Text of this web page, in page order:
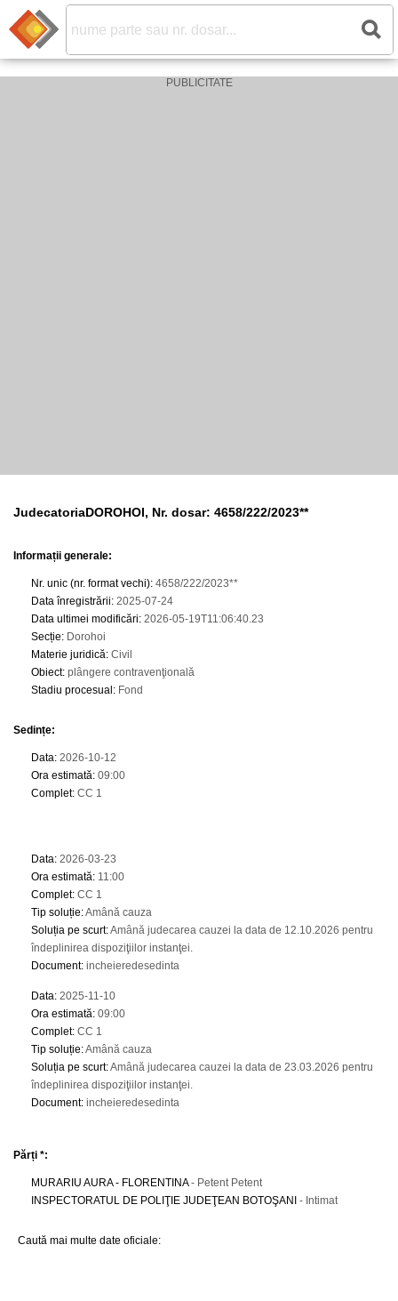
JudecatoriaDOROHOI, Nr. dosar: 4658/222/2023**
Informații generale:
Nr. unic (nr. format vechi): 4658/222/2023**
Data înregistrării: 2025-07-24
Data ultimei modificări: 2026-05-19T11:06:40.23
Secție: Dorohoi
Materie juridică: Civil
Obiect: plângere contravenţională
Stadiu procesual : Fond
Sedințe:
Data: 2026-10-12
Ora estimată: 09:00
Complet: CC 1
Data: 2026-03-23
Ora estimată: 11:00
Complet: CC 1
Tip soluție:Amână cauza
Soluția pe scurt:Amână judecarea cauzei la data de 12.10.2026 pentru
îndeplinirea dispoziţiilor instanţei.
Document: incheieredesedinta
Data: 2025-11-10
Ora estimată: 09:00
Complet: CC 1
Tip soluție:Amână cauza
Soluția pe scurt:Amână judecarea cauzei la data de 23.03.2026 pentru
îndeplinirea dispoziţiilor instanţei.
Document: incheieredesedinta
Părți *:
MURARIU AURA - FLORENTINA- Petent Petent
INSPECTORATUL DE POLIŢIE JUDEŢEAN BOTOŞANI - Intimat
Caută mai multe date oficiale: